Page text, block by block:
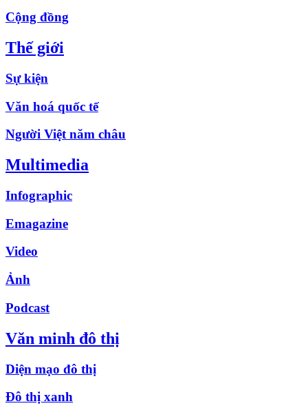
Cộng đồng
Thế giới
Sự kiện
Văn hoá quốc tế
Người Việt năm châu
Multimedia
Infographic
Emagazine
Video
Ảnh
Podcast
Văn minh đô thị
Diện mạo đô thị
Đô thị xanh